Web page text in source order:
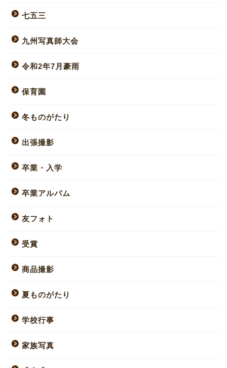
七五三
九州写真師大会
令和2年7月豪雨
保育園
冬ものがたり
出張撮影
卒業・入学
卒業アルバム
友フォト
受賞
商品撮影
夏ものがたり
学校行事
家族写真